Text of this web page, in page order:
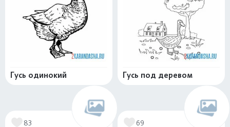
Гусь одинокий Гусь под деревом
83 69